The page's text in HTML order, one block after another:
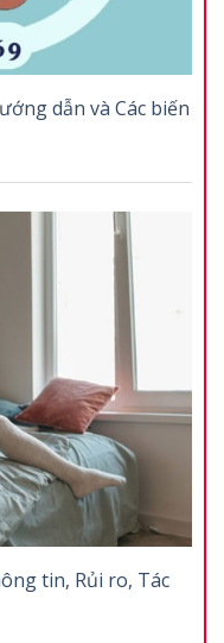
dẫn và Các biến
tin, Rủi ro, Tác